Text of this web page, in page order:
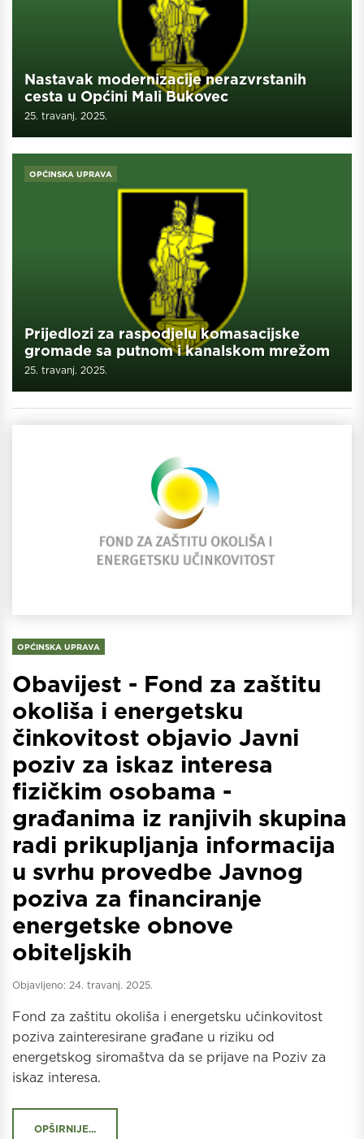
Nastavak modernizacije nerazvrstanih
cesta u Općini Mali Bukovec
25. travanj. 2025.
OPĆINSKA UPRAVA
Prijedlozi za raspodjelu komasacijske
gromade sa putnom i kanalskom mrežom
25. travanj. 2025.
OPĆINSKA UPRAVA
Obavijest - Fond za zaštitu
okoliša i energetsku
činkovitost objavio Javni
poziv za iskaz interesa
fizičkim osobama -
građanima iz ranjivih skupina
radi prikupljanja informacija
u svrhu provedbe Javnog
poziva za financiranje
energetske obnove
obiteljskih
Objavljeno: 24. travanj. 2025.
Fond za zaštitu okoliša i energetsku učinkovitost
poziva zainteresirane građane u riziku od
energetskog siromaštva da se prijave na Poziv za
iskaz interesa.
OPŠIRNIJE...